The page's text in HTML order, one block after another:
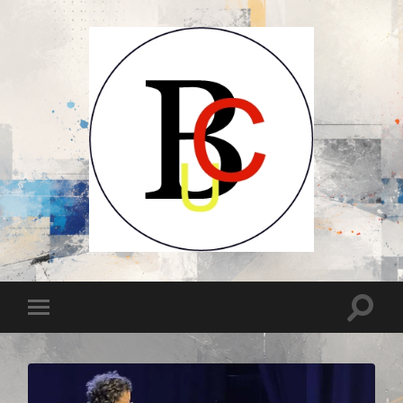
UCB-
Union
Unie
van
Belgische
Toggle
mobile
menu
Toggle